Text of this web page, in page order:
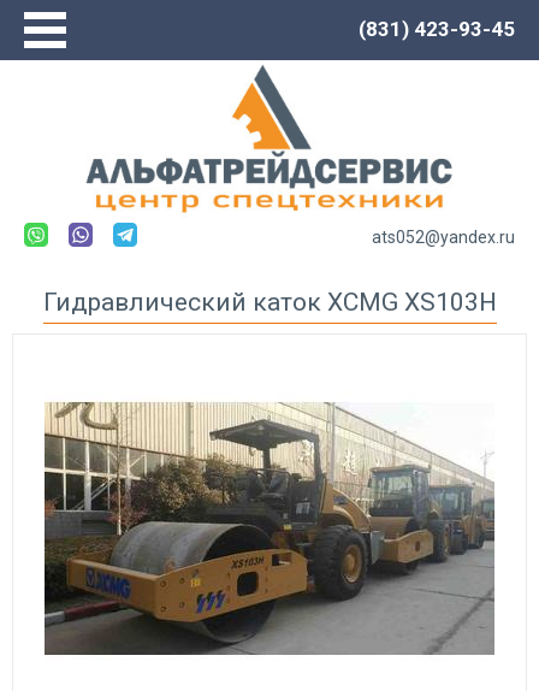
(831) 423-93-45
Сервис
Каталог
Новости
Спецтехника LOVOL
Погрузчики
Экскаваторы
Экскаваторы-погрузчики
Спецтехника XCMG
Буровые установки
Карьерные самосвалы
ats052@yandex.ru
Гидравлический каток XCMG XS103H